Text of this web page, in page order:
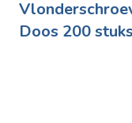
Doos 200 stuks